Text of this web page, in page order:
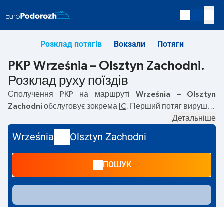
Розклад потягів Вокзали Потяги
PKP Września – Olsztyn Zachodni.
Розклад руху поїздів
Сполучення PKP на маршруті Września – Olsztyn
Zachodni обслуговує зокрема IC. Перший потяг вирушає
– Olsztyn Zachodniкурсують також інші потяги:
пропонують нижчу ціну квитка і зазвичай довший час
Zachodni.
Детальніше
Września Olsztyn Zachodni
ПОШУК